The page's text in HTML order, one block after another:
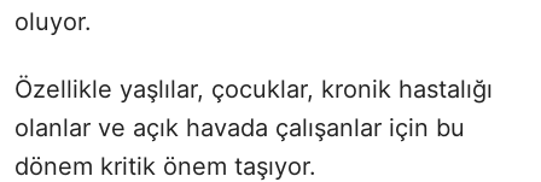
oluyor.
Özellikle yaşlılar, çocuklar, kronik hastalığı
olanlar ve açık havada çalışanlar için bu
dönem kritik önem taşıyor.